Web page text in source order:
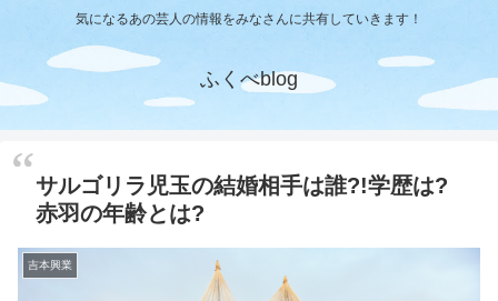
気になるあの芸人の情報をみなさんに共有していきます！
ふくべblog
サルゴリラ児玉の結婚相手は誰?!学歴は?
赤羽の年齢とは?
吉本興業